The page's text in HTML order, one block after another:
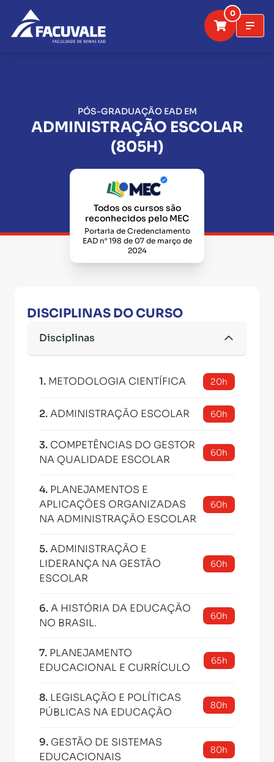
0
PÓS-GRADUAÇÃO EAD EM
ADMINISTRAÇÃO ESCOLAR
(805H)
Todos os cursos são
reconhecidos pelo MEC
Portaria de Credenciamento
EAD n° 198 de 07 de março de
2024
DISCIPLINAS DO CURSO
Disciplinas
1. METODOLOGIA CIENTÍFICA 20h
2.ADMINISTRAÇÃO ESCOLAR 60h
3. COMPETÊNCIAS DO GESTOR
NA QUALIDADE ESCOLAR
60h
4. PLANEJAMENTOS E
APLICAÇÕES ORGANIZADAS
NA ADMINISTRAÇÃO ESCOLAR
60h
5.ADMINISTRAÇÃO E
LIDERANÇA NA GESTÃO
ESCOLAR
60h
6.A HISTÓRIA DA EDUCAÇÃO
NO BRASIL.
60h
7. PLANEJAMENTO
EDUCACIONAL E CURRÍCULO
65h
8. LEGISLAÇÃO E POLÍTICAS
PÚBLICAS NA EDUCAÇÃO
80h
9. GESTÃO DE SISTEMAS
EDUCACIONAIS
80h